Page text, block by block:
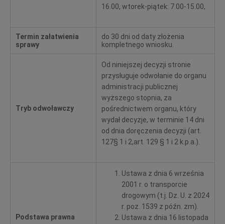
16.00, wtorek-piątek: 7.00-15.00,
Termin załatwienia
sprawy
do 30 dni od daty złożenia
kompletnego wniosku.
Tryb odwoławczy
Od niniejszej decyzji stronie
przysługuje odwołanie do organu
administracji publicznej
wyższego stopnia, za
pośrednictwem organu, który
wydał decyzje, w terminie 14 dni
od dnia doręczenia decyzji (art.
127§ 1 i 2,art. 129 § 1 i 2 k.p.a.).
Podstawa prawna
Ustawa z dnia 6 września
2001 r. o transporcie
drogowym (t.j. Dz. U. z 2024
r. poz. 1539 z późn. zm).
Ustawa z dnia 16 listopada